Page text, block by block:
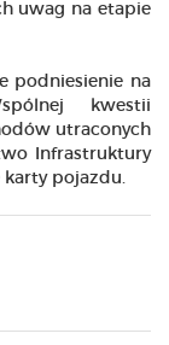
uwag na etapie
podniesienie na
kwestii
utraconych
Infrastruktury
karty pojazdu.